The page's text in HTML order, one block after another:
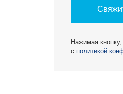
БЕСТ-
Награды
Пресс-
Нажимая
с политикой